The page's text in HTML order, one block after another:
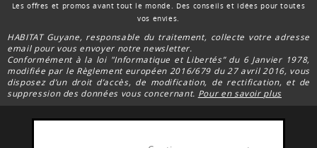
Les offres et promos avant tout le monde. Des conseils et idées pour toutes
vos envies.
HABITAT Guyane, responsable du traitement, collecte votre adresse
email pour vous envoyer notre newsletter.
Conformément à la loi "Informatique et Libertés” du 6 Janvier 1978,
modifiée par le Règlement européen 2016/679 du 27 avril 2016, vous
disposez d’un droit d’accès, de modification, de rectification, et de
suppression des données vous concernant. Pour en savoir plus